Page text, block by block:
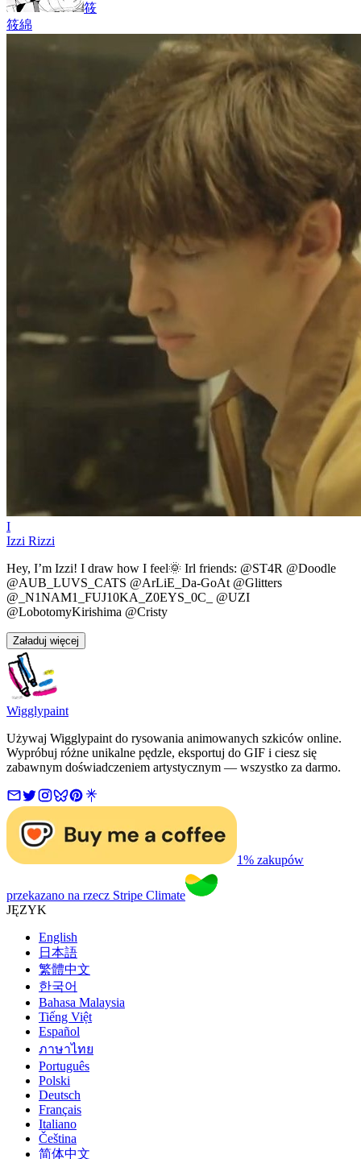
筱
筱綿
I
Izzi Rizzi
Hey, I’m Izzi! I draw how I feel🌞 Irl friends: @ST4R @Doodle
@AUB_LUVS_CATS @ArLiE_Da-GoAt @Glitters
@_N1NAM1_FUJ10KA_Z0EYS_0C_ @UZI
@LobotomyKirishima @Cristy
Załaduj więcej
Wigglypaint
Używaj Wigglypaint do rysowania animowanych szkiców online.
Wypróbuj różne unikalne pędzle, eksportuj do GIF i ciesz się
zabawnym doświadczeniem artystycznym — wszystko za darmo.
1% zakupów
przekazano na rzecz Stripe Climate
JĘZYK
English
日本語
繁體中文
한국어
Bahasa Malaysia
Tiếng Việt
Español
ภาษาไทย
Português
Polski
Deutsch
Français
Italiano
Čeština
简体中文